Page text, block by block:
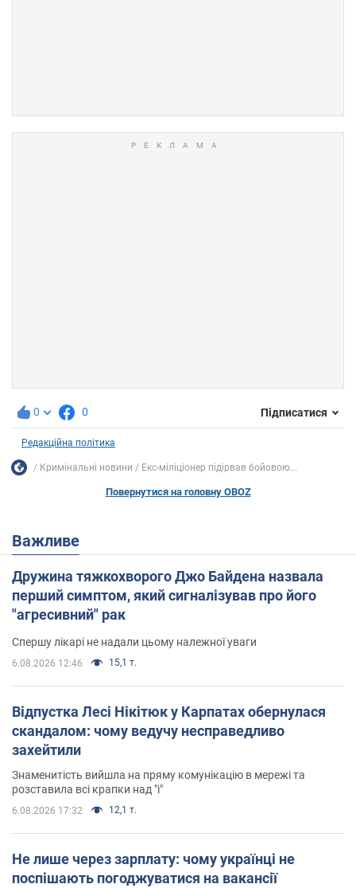
0 0 Підписатися
Редакційна політика
Кримінальні новини Екс-міліціонер підірвав бойовою...
Повернутися на головну OBOZ
Важливе
Дружина тяжкохворого Джо Байдена назвала
перший симптом, який сигналізував про його
"агресивний" рак
Спершу лікарі не надали цьому належної уваги
6.08.2026 12:46 15,1 т.
Відпустка Лесі Нікітюк у Карпатах обернулася
скандалом: чому ведучу несправедливо
захейтили
Знаменитість вийшла на пряму комунікацію в мережі та
розставила всі крапки над "і"
6.08.2026 17:32 12,1 т.
Не лише через зарплату: чому українці не
поспішають погоджуватися на вакансії